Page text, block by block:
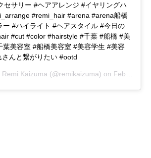
セサリー #ヘアアレンジ #イヤリングハ
#remi_hair #arena #arena船橋
ー #ハイライト #ヘアスタイル #今日の
#cut #color #hairstyle #千葉 #船橋 #美
葉美容室 #船橋美容室 #美容学生 #美容
んと繋がりたい #ootd
Remi Kaizuma (@remikaizuma) on Feb 1, 2019 at 3:28pm PST